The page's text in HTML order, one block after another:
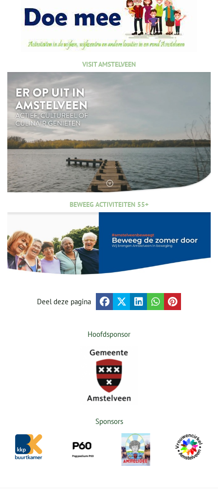
VISIT AMSTELVEEN
BEWEEG ACTIVITEITEN 55+
Deel deze pagina
Hoofdsponsor
Sponsors